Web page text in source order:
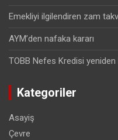
Emekliyi ilgilendiren zam
AYM’den nafaka kararı
TOBB Nefes Kredisi yeniden
Kategoriler
Asayiş
Çevre